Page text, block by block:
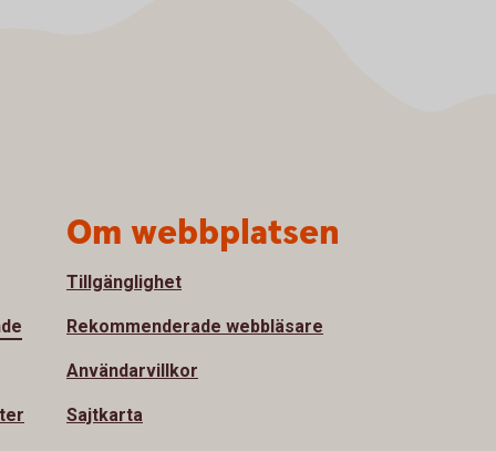
Om webbplatsen
Tillgänglighet
Rekommenderade webbläsare
Användarvillkor
Sajtkarta